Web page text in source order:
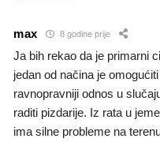
max 8 godine prije
Ja bih rekao da je primarni
jedan od načina je
ravnopravniji odnos u
raditi pizdarije. Iz rata u
ima silne probleme na